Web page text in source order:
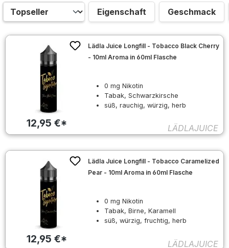
Eigenschaft
Geschmack
12,95 €*
Lädla Juice Longfill - Tobacco Black Cherry
- 10ml Aroma in 60ml Flasche
0 mg Nikotin
Tabak, Schwarzkirsche
süß, rauchig, würzig, herb
LÄDLAJUICE
12,95 €*
Lädla Juice Longfill - Tobacco Caramelized
Pear - 10ml Aroma in 60ml Flasche
0 mg Nikotin
Tabak, Birne, Karamell
süß, würzig, fruchtig, herb
LÄDLAJUICE